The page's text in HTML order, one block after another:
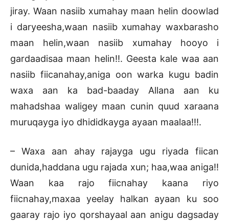
jiray. Waan nasiib xumahay maan helin doowlad
i daryeesha,waan nasiib xumahay waxbarasho
maan helin,waan nasiib xumahay hooyo i
gardaadisaa maan helin!!. Geesta kale waa aan
nasiib fiicanahay,aniga oon warka kugu badin
waxa aan ka bad-baaday Allana aan ku
mahadshaa waligey maan cunin quud xaraana
muruqayga iyo dhididkayga ayaan maalaa!!!.
– Waxa aan ahay rajayga ugu riyada fiican
dunida,haddana ugu rajada xun; haa,waa aniga!!
Waan kaa rajo fiicnahay kaana riyo
fiicnahay,maxaa yeelay halkan ayaan ku soo
gaaray rajo iyo qorshayaal aan anigu dagsaday